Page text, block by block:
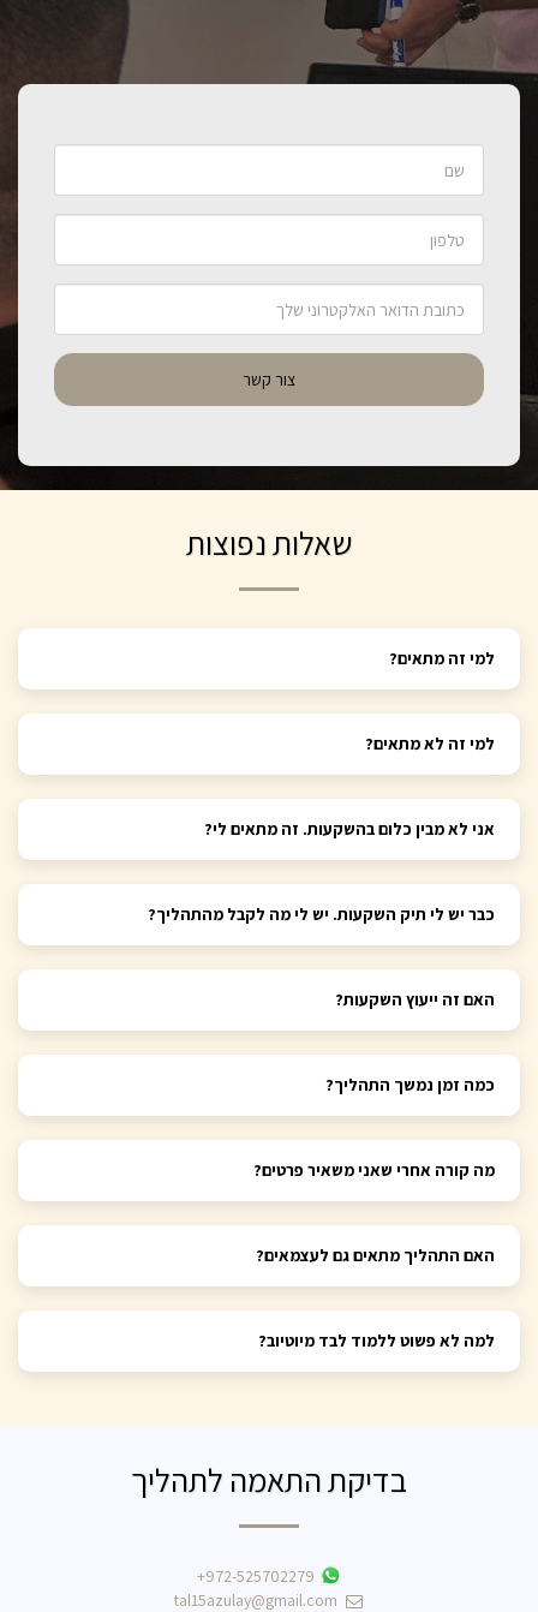
צור קשר
שאלות נפוצות
למי זה מתאים?
למי זה לא מתאים?
אני לא מבין כלום בהשקעות. זה מתאים לי?
כבר יש לי תיק השקעות. יש לי מה לקבל מהתהליך?
האם זה ייעוץ השקעות?
כמה זמן נמשך התהליך?
מה קורה אחרי שאני משאיר פרטים?
האם התהליך מתאים גם לעצמאים?
למה לא פשוט ללמוד לבד מיוטיוב?
בדיקת התאמה לתהליך
+972-525702279
tal15azulay@gmail.com